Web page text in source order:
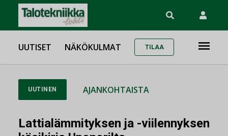
UUTISET NÄKÖKULMAT TILAA
UUTINEN AJANKOHTAISTA
Lattialämmityksen ja -viilennyksen